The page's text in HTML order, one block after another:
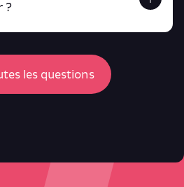
peux
?
les questions